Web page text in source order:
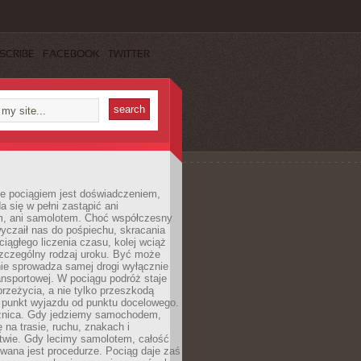
FACEBOOK TWITTER
pociągiem jest doświadczeniem,
się w pełni zastąpić ani
ani samolotem. Choć współczesny
nas do pośpiechu, skracania
liczenia czasu, kolej wciąż
rodzaj uroku. Być może
sprowadza samej drogi wyłącznie
W pociągu podróż staje
a nie tylko przeszkodą
wyjazdu od punktu docelowego.
Gdy jedziemy samochodem,
na trasie, ruchu, znakach i
Gdy lecimy samolotem, całość
jest procedurze. Pociąg daje zaś